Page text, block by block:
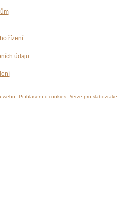
řízení
údajů
webu Prohlášení o cookies Verze pro slabozraké